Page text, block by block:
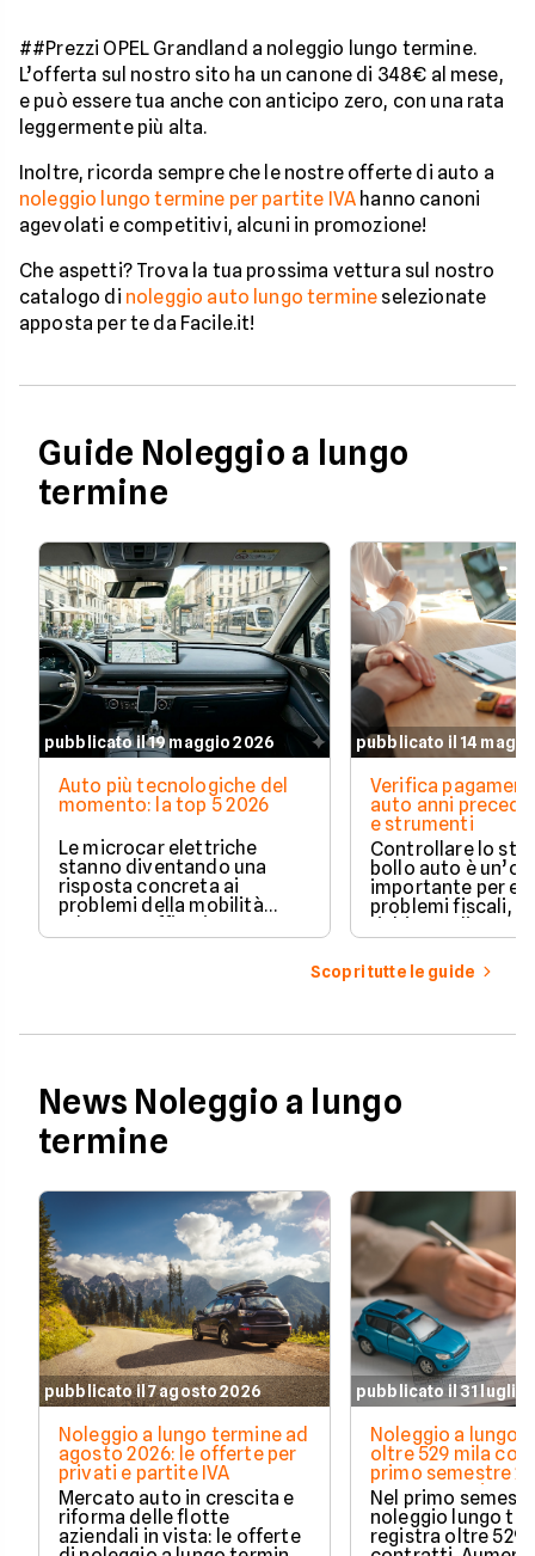
##Prezzi OPEL Grandland a noleggio lungo termine.
L’offerta sul nostro sito ha un canone di 348€ al mese,
e può essere tua anche con anticipo zero, con una rata
leggermente più alta.
Inoltre, ricorda sempre che le nostre offerte di auto a
noleggio lungo termine per partite IVA hanno canoni
agevolati e competitivi, alcuni in promozione!
Che aspetti? Trova la tua prossima vettura sul nostro
catalogo di noleggio auto lungo termine selezionate
apposta per te da Facile.it!
Guide Noleggio a lungo
termine
pubblicato il 19 maggio 2026
Auto più tecnologiche del
momento: la top 5 2026
Le microcar elettriche
stanno diventando una
risposta concreta ai
problemi della mobilità
urbana: traffico intenso,
parcheggi limitati e costi di
pubblicato il 14
Verifica
auto anni
e strumenti
Controllare lo
bollo auto è
importante per
problemi fiscali,
richieste di
inattese.
Scopri tutte le guide
News Noleggio a lungo
termine
pubblicato il 7 agosto 2026
Noleggio a lungo termine ad
agosto 2026: le offerte per
privati e partite IVA
Mercato auto in crescita e
riforma delle flotte
aziendali in vista: le offerte
pubblicato il 31 luglio
Noleggio a lungo
oltre 529 mila
primo semestre
Crescono privati
elettrificate
Nel primo
noleggio lungo
registra oltre 529